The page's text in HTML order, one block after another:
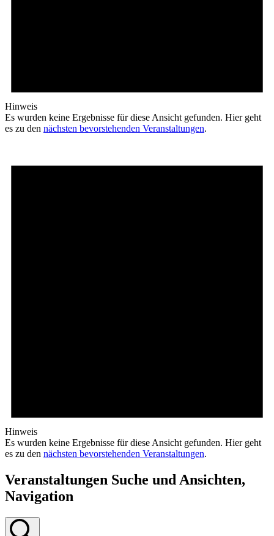
Hinweis
Es wurden keine Ergebnisse für diese Ansicht gefunden. Hier geht
es zu den nächsten bevorstehenden Veranstaltungen.
Hinweis
Es wurden keine Ergebnisse für diese Ansicht gefunden. Hier geht
es zu den nächsten bevorstehenden Veranstaltungen.
Veranstaltungen Suche und Ansichten,
Navigation